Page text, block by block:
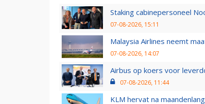
Staking cabinepersoneel
07-08-2026, 15:11
Malaysia Airlines neemt
07-08-2026, 14:07
Airbus op koers voor
07-08-2026, 11:44
KLM hervat na